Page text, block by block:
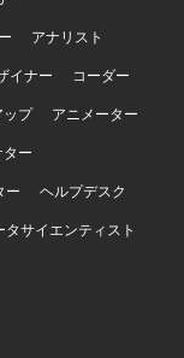
アナリスト
イナー
コーダー
ップ
アニメーター
ー
ー
ヘルプデスク
タサイエンティスト